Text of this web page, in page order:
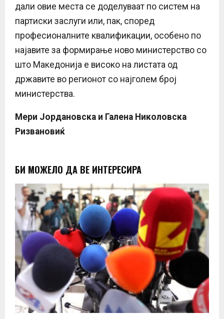
дали овие места се доделуваат по систем на
партиски заслуги или, пак, според
професионалните квалификации, особено по
најавите за формирање ново министерство со
што Македонија е високо на листата од
државите во регионот со најголем број
министерства.
Мери Јордановска и Галена Николовска
Ризвановиќ
БИ МОЖЕЛО ДА ВЕ ИНТЕРЕСИРА